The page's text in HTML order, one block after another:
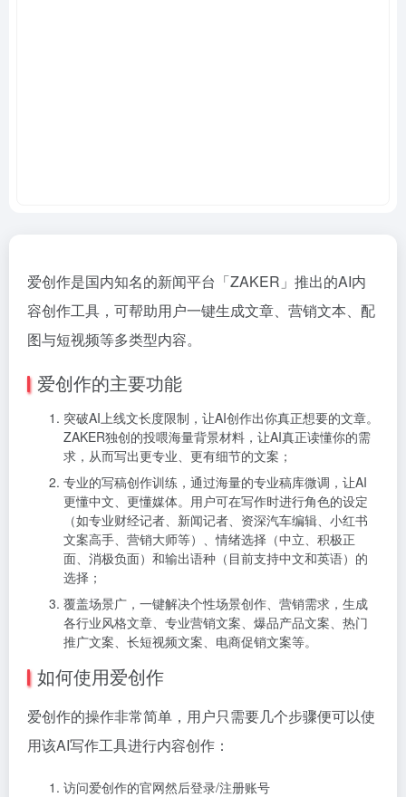
爱创作是国内知名的新闻平台「ZAKER」推出的AI内
容创作工具，可帮助用户一键生成文章、营销文本、配
图与短视频等多类型内容。
爱创作的主要功能
突破AI上线文长度限制，让AI创作出你真正想要的文章。
ZAKER独创的投喂海量背景材料，让AI真正读懂你的需
求，从而写出更专业、更有细节的文案；
专业的写稿创作训练，通过海量的专业稿库微调，让AI
更懂中文、更懂媒体。用户可在写作时进行角色的设定
（如专业财经记者、新闻记者、资深汽车编辑、小红书
文案高手、营销大师等）、情绪选择（中立、积极正
面、消极负面）和输出语种（目前支持中文和英语）的
选择；
覆盖场景广，一键解决个性场景创作、营销需求，生成
各行业风格文章、专业营销文案、爆品产品文案、热门
推广文案、长短视频文案、电商促销文案等。
如何使用爱创作
爱创作的操作非常简单，用户只需要几个步骤便可以使
用该AI写作工具进行内容创作：
访问爱创作的官网然后登录/注册账号